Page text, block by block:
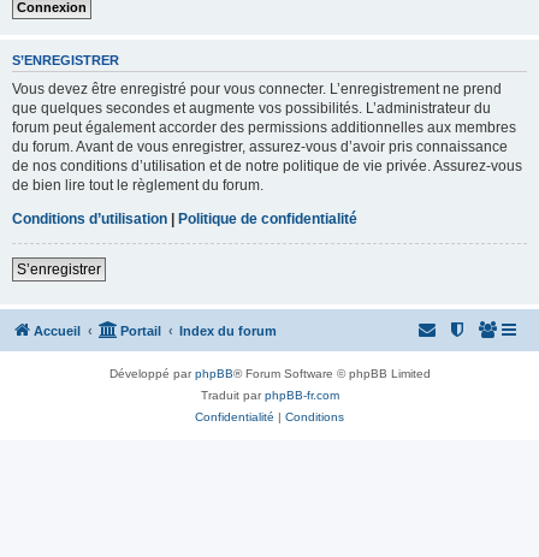
S’ENREGISTRER
Vous devez être enregistré pour vous connecter. L’enregistrement ne prend
que quelques secondes et augmente vos possibilités. L’administrateur du
forum peut également accorder des permissions additionnelles aux membres
du forum. Avant de vous enregistrer, assurez-vous d’avoir pris connaissance
de nos conditions d’utilisation et de notre politique de vie privée. Assurez-vous
de bien lire tout le règlement du forum.
Conditions d’utilisation | Politique de confidentialité
S’enregistrer
Accueil Portail Index du forum
Développé parphpBB® Forum Software © phpBB Limited
Traduit parphpBB-fr.com
Confidentialité | Conditions